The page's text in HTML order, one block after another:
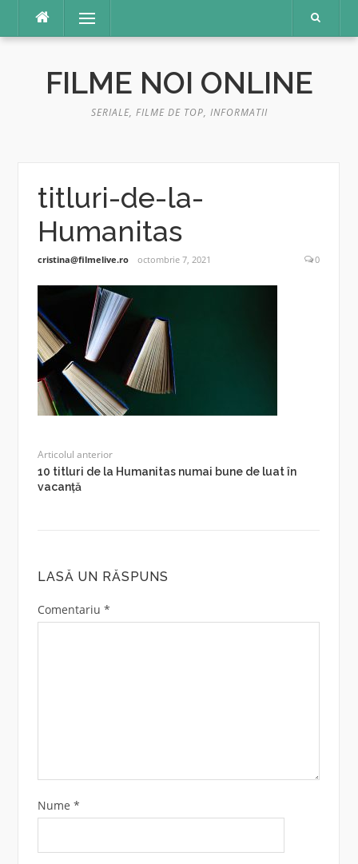
conținut
Meniu
FILME NOI ONLINE
SERIALE, FILME DE TOP, INFORMATII
titluri-de-la-
Humanitas
cristina@filmelive.ro octombrie 7, 2021 0
Articolul anterior
10 titluri de la Humanitas numai bune de luat în
vacanță
LASĂ UN RĂSPUNS
Comentariu *
Nume *